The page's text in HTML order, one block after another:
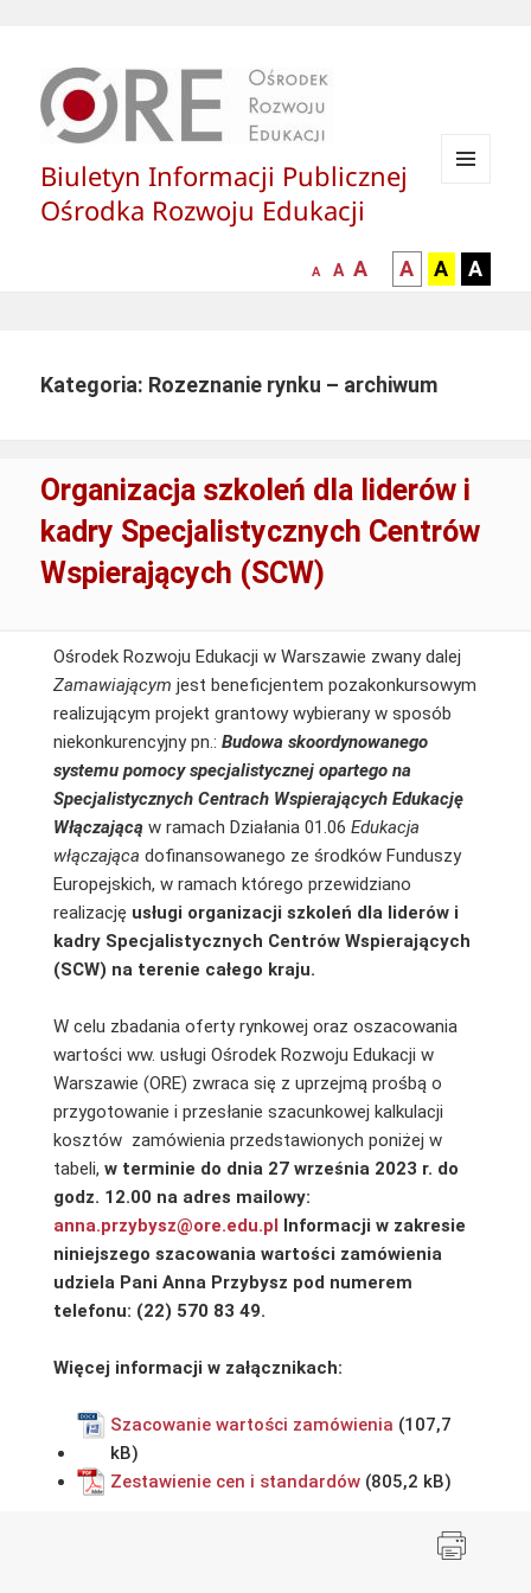
Biuletyn Informacji Publicznej
Ośrodka Rozwoju Edukacji
mniejsza
A
normalna
A
większa-
czcionka
A
kontrast
czarny
tle
A
kontrast
czarny
tle
A
żółty
A
Kategoria: Rozeznanie rynku – archiwum
Organizacja szkoleń dla liderów i
kadry Specjalistycznych Centrów
Wspierających (SCW)
Ośrodek Rozwoju Edukacji w Warszawie zwany dalej
Zamawiającym jest beneficjentem pozakonkursowym
realizującym projekt grantowy wybierany w sposób
niekonkurencyjny pn.: Budowa skoordynowanego
systemu pomocy specjalistycznej opartego na
Specjalistycznych Centrach Wspierających Edukację
Włączającą w ramach Działania 01.06 Edukacja
włączająca dofinansowanego ze środków Funduszy
Europejskich, w ramach którego przewidziano
realizację usługi organizacji szkoleń dla liderów i
kadry Specjalistycznych Centrów Wspierających
(SCW) na terenie całego kraju.
W celu zbadania oferty rynkowej oraz oszacowania
wartości ww. usługi Ośrodek Rozwoju Edukacji w
Warszawie (ORE) zwraca się z uprzejmą prośbą o
przygotowanie i przesłanie szacunkowej kalkulacji
kosztów zamówienia przedstawionych poniżej w
tabeli, w terminie do dnia 27 września 2023 r. do
godz. 12.00 na adres mailowy:
anna.przybysz@ore.edu.pl Informacji w zakresie
niniejszego szacowania wartości zamówienia
udziela Pani Anna Przybysz pod numerem
telefonu: (22) 570 83 49.
Więcej informacji w załącznikach:
Szacowanie wartości zamówienia
Zestawienie cen i standardów